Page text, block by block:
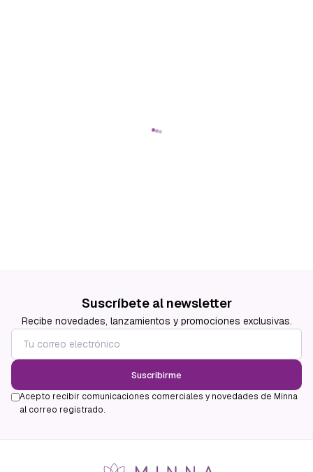
Suscríbete al newsletter
Recibe novedades, lanzamientos y promociones exclusivas.
Suscribirme
Acepto recibir comunicaciones comerciales y novedades de Minna
al correo registrado.